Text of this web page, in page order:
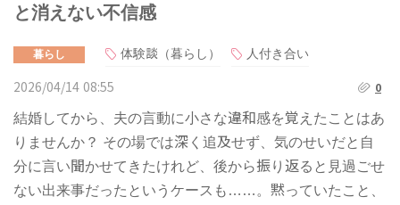
と消えない不信感
暮らし 体験談（暮らし） 人付き合い
2026/04/14 08:55 0
結婚してから、夫の言動に小さな違和感を覚えたことはあ
りませんか？ その場では深く追及せず、気のせいだと自
分に言い聞かせてきたけれど、後から振り返ると見過ごせ
ない出来事だったというケースも……。黙っていたこと、